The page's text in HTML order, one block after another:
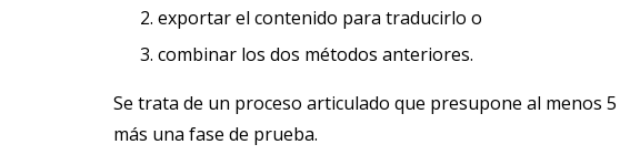
exportar el contenido para traducirlo o
combinar los dos métodos anteriores.
Se trata de un proceso articulado que presupone al menos
más una fase de prueba.